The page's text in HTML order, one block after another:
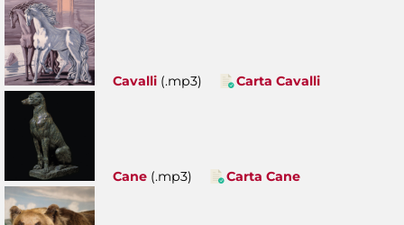
Cavalli (.mp3) Carta Cavalli
Cane (.mp3) Carta Cane